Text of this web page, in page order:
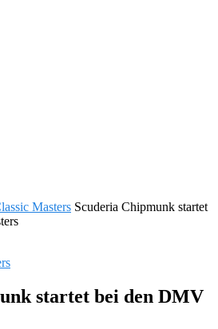
Masters Scuderia Chipmunk startet
startet bei den DMV